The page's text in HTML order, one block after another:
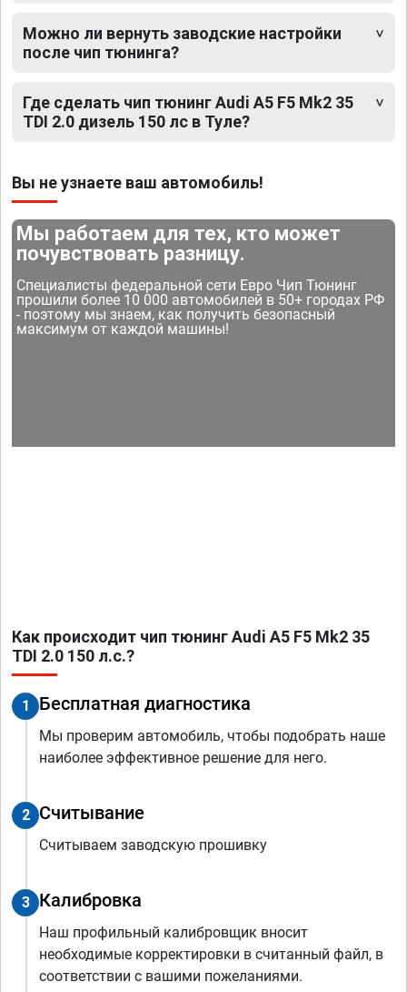
Можно ли вернуть заводские настройки
после чип тюнинга?
Где сделать чип тюнинг Audi A5 F5 Mk2 35
TDI 2.0 дизель 150 лс в Туле?
Вы не узнаете ваш автомобиль!
Мы работаем для тех, кто может
почувствовать разницу.
Специалисты федеральной сети Евро Чип Тюнинг
прошили более 10 000 автомобилей в 50+ городах РФ
- поэтому мы знаем, как получить безопасный
максимум от каждой машины!
Как происходит чип тюнинг Audi A5 F5 Mk2 35
TDI 2.0 150 л.с.?
1 Бесплатная диагностика
Мы проверим автомобиль, чтобы подобрать наше
наиболее эффективное решение для него.
2 Считывание
Считываем заводскую прошивку
3 Калибровка
Наш профильный калибровщик вносит
необходимые корректировки в считанный файл, в
соответствии с вашими пожеланиями.